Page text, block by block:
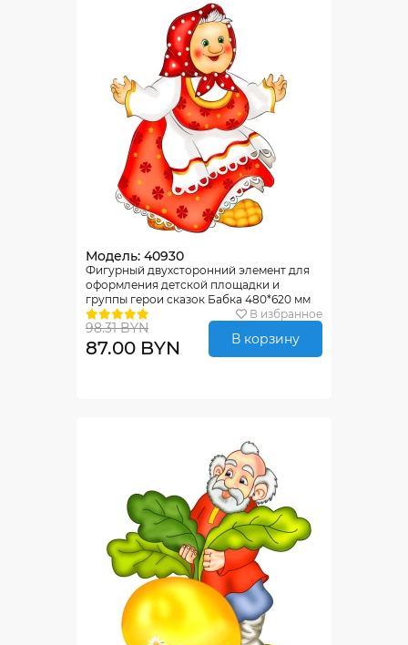
Модель: 40930
Фигурный двухсторонний элемент для
оформления детской площадки и
группы герои сказок Бабка 480*620 мм
В избранное
98.31 BYN
87.00 BYN В корзину